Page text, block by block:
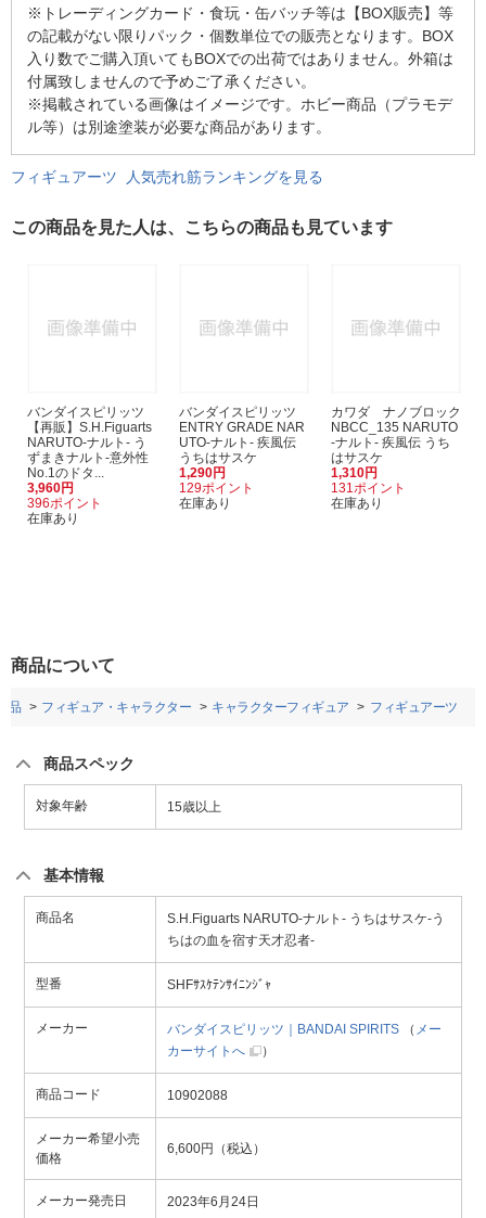
※トレーディングカード・食玩・缶バッチ等は【BOX販売】等
の記載がない限りパック・個数単位での販売となります。BOX
入り数でご購入頂いてもBOXでの出荷ではありません。外箱は
付属致しませんので予めご了承ください。
※掲載されている画像はイメージです。ホビー商品（プラモデ
ル等）は別途塗装が必要な商品があります。
フィギュアーツ 人気売れ筋ランキングを見る
この商品を見た人は、こちらの商品も見ています
バンダイスピリッツ
【再販】S.H.Figuarts
NARUTO-ナルト- う
ずまきナルト-意外性
No.1のドタ...
3,960円
396ポイント
在庫あり
バンダイスピリッツ
ENTRY GRADE NAR
UTO-ナルト- 疾風伝
うちはサスケ
1,290円
129ポイント
在庫あり
カワダ ナノブロック
NBCC_135 NARUTO
-ナルト- 疾風伝 うち
はサスケ
1,310円
131ポイント
在庫あり
商品について
品 フィギュア・キャラクター キャラクターフィギュア フィギュアーツ
商品スペック
対象年齢 15歳以上
基本情報
商品名
S.H.Figuarts NARUTO-ナルト- うちはサスケ-う
ちはの血を宿す天才忍者-
型番 SHFｻｽｹﾃﾝｻｲﾆﾝｼﾞｬ
メーカー バンダイスピリッツ｜BANDAI SPIRITS （ メー
カーサイトへ
）
商品コード 10902088
メーカー希望小売
価格
6,600円（税込）
メーカー発売日 2023年6月24日